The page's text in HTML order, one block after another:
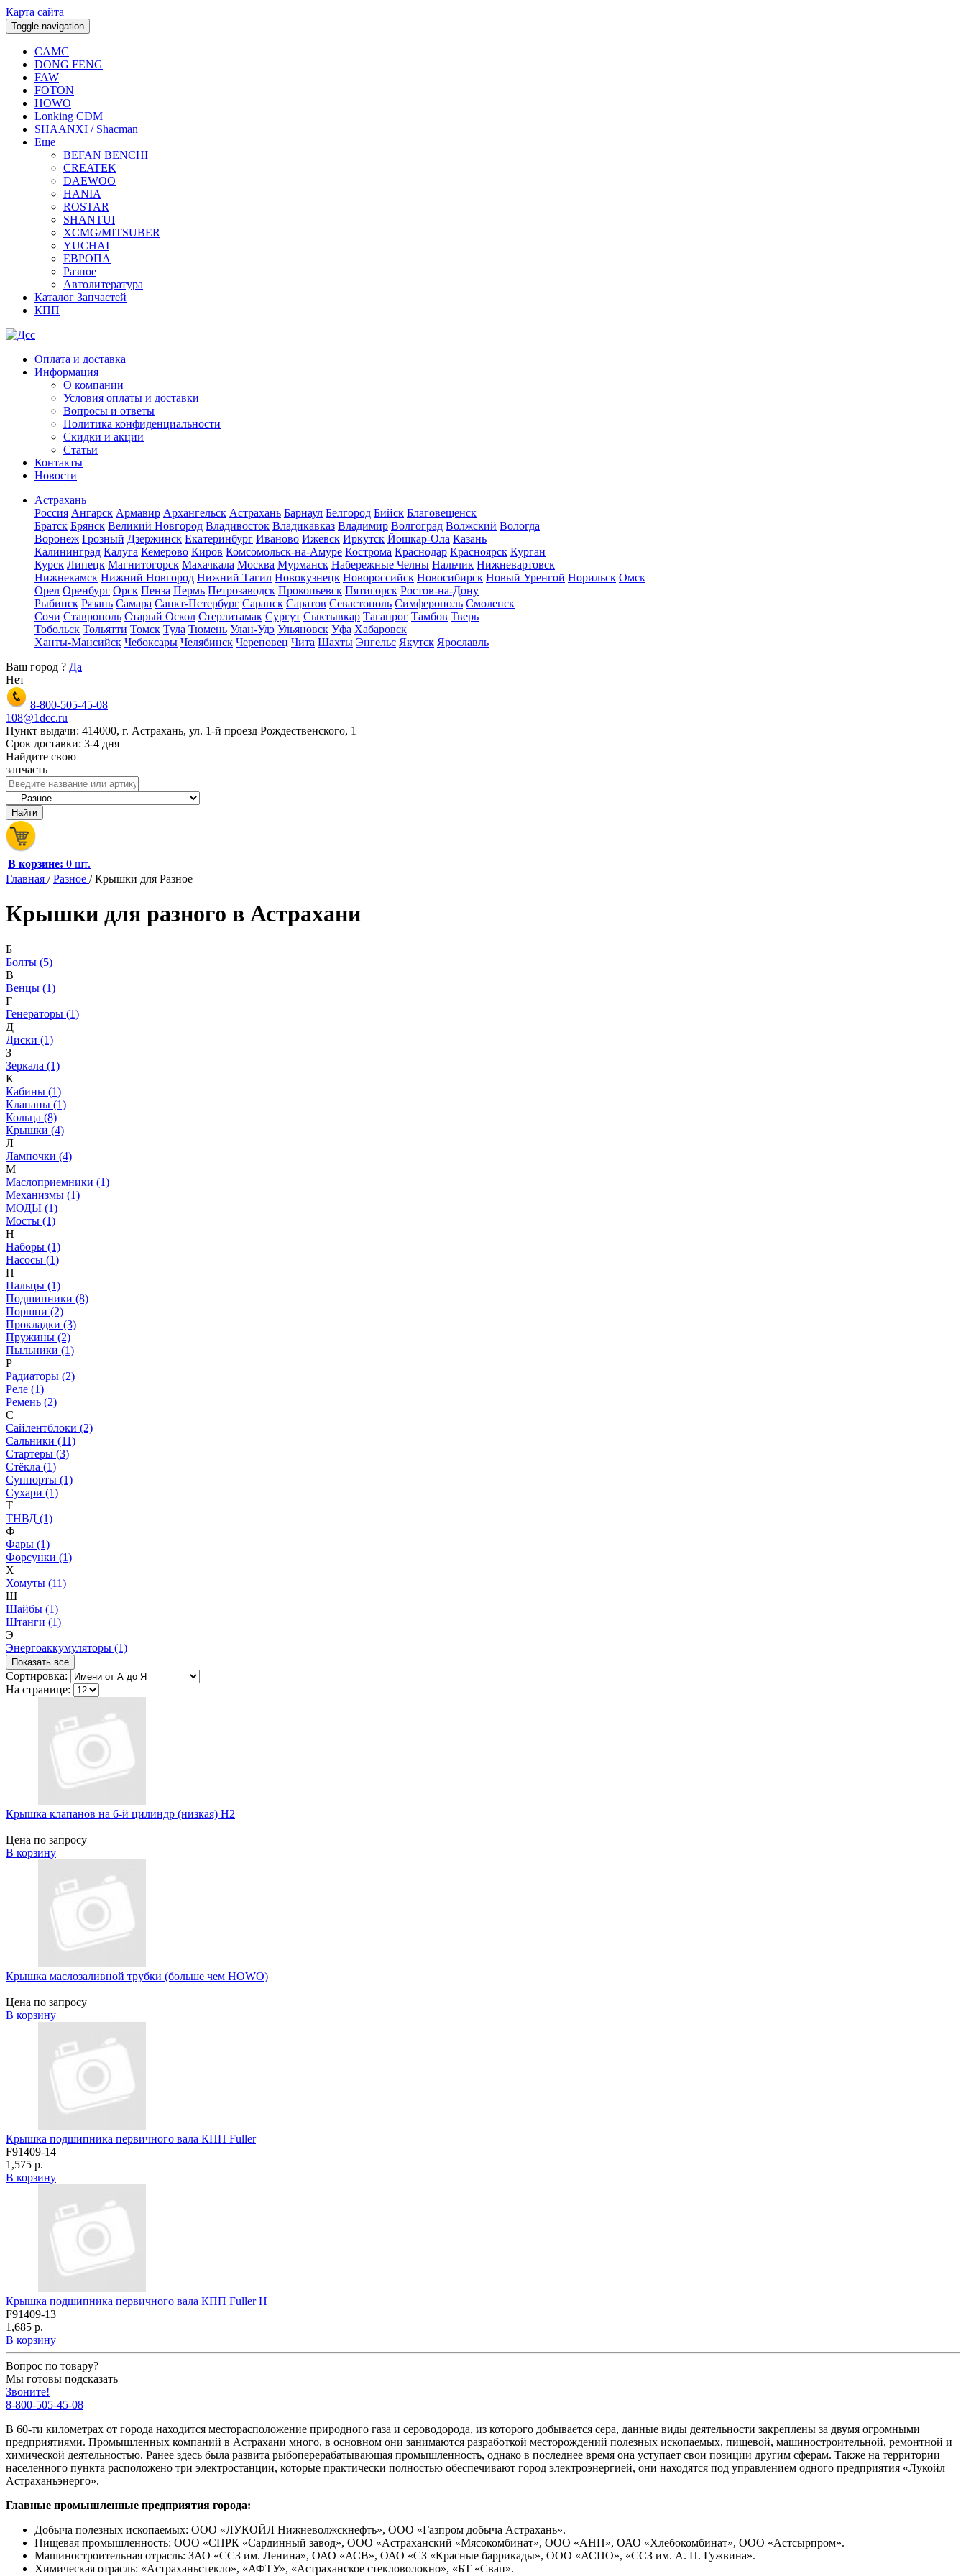
Карта сайта
Toggle navigation
CAMC
DONG FENG
FAW
FOTON
HOWO
Lonking CDM
SHAANXI / Shacman
Еще
BEFAN BENCHI
CREATEK
DAEWOO
HANIA
ROSTAR
SHANTUI
XCMG/MITSUBER
YUCHAI
ЕВРОПА
Разное
Aвтолитература
Каталог Запчастей
КПП
Оплата и доставка
Информация
О компании
Условия оплаты и доставки
Вопросы и ответы
Политика конфиденциальности
Скидки и акции
Статьи
Контакты
Новости
Астрахань
Россия Ангарск Армавир Архангельск Астрахань Барнаул Белгород Бийск Благовещенск
Братск Брянск Великий Новгород Владивосток Владикавказ Владимир Волгоград Волжский Вологда
Воронеж Грозный Дзержинск Екатеринбург Иваново Ижевск Иркутск Йошкар-Ола Казань
Калининград Калуга Кемерово Киров Комсомольск-на-Амуре Кострома Краснодар Красноярск Курган
Курск Липецк Магнитогорск Махачкала Москва Мурманск Набережные Челны Нальчик Нижневартовск
Нижнекамск Нижний Новгород Нижний Тагил Новокузнецк Новороссийск Новосибирск Новый Уренгой Норильск Омск
Орел Оренбург Орск Пенза Пермь Петрозаводск Прокопьевск Пятигорск Ростов-на-Дону
Рыбинск Рязань Самара Санкт-Петербург Саранск Саратов Севастополь Симферополь Смоленск
Сочи Ставрополь Старый Оскол Стерлитамак Сургут Сыктывкар Таганрог Тамбов Тверь
Тобольск Тольятти Томск Тула Тюмень Улан-Удэ Ульяновск Уфа Хабаровск
Ханты-Мансийск Чебоксары Челябинск Череповец Чита Шахты Энгельс Якутск Ярославль
Ваш город ? Да
Нет
8-800-505-45-08
108@1dcc.ru
Пункт выдачи: 414000, г. Астрахань, ул. 1-й проезд Рождественского, 1
Срок доставки: 3-4 дня
Найдите свою
запчасть
В корзине: 0 шт.
Главная /Разное /Крышки для Разное
Крышки для разного в Астрахани
Б
Болты (5)
В
Венцы (1)
Г
Генераторы (1)
Д
Диски (1)
З
Зеркала (1)
К
Кабины (1)
Клапаны (1)
Кольца (8)
Крышки (4)
Л
Лампочки (4)
М
Маслоприемники (1)
Механизмы (1)
МОДЫ (1)
Мосты (1)
Н
Наборы (1)
Насосы (1)
П
Пальцы (1)
Подшипники (8)
Поршни (2)
Прокладки (3)
Пружины (2)
Пыльники (1)
Р
Радиаторы (2)
Реле (1)
Ремень (2)
С
Сайлентблоки (2)
Сальники (11)
Стартеры (3)
Стёкла (1)
Суппорты (1)
Сухари (1)
Т
ТНВД (1)
Ф
Фары (1)
Форсунки (1)
Х
Хомуты (11)
Ш
Шайбы (1)
Штанги (1)
Э
Энергоаккумуляторы (1)
Показать все
Сортировка:
На странице:
Крышка клапанов на 6-й цилиндр (низкая) H2
Цена по запросу
В корзину
Крышка маслозаливной трубки (больше чем HOWO)
Цена по запросу
В корзину
Крышка подшипника первичного вала КПП Fuller
F91409-14
1,575 р.
В корзину
Крышка подшипника первичного вала КПП Fuller H
F91409-13
1,685 р.
В корзину
Вопрос по товару?
Мы готовы подсказать
Звоните!
8-800-505-45-08
В 60-ти километрах от города находится месторасположение природного газа и сероводорода, из которого добывается сера, данные виды деятельности закреплены за двумя огромными
предприятиями. Промышленных компаний в Астрахани много, в основном они занимаются разработкой месторождений полезных ископаемых, пищевой, машиностроительной, ремонтной и
химической деятельностью. Ранее здесь была развита рыбоперерабатывающая промышленность, однако в последнее время она уступает свои позиции другим сферам. Также на территории
населенного пункта расположено три электростанции, которые практически полностью обеспечивают город электроэнергией, они находятся под управлением одного предприятия «Лукойл
Астраханьэнерго».
Главные промышленные предприятия города:
Добыча полезных ископаемых: ООО «ЛУКОЙЛ Нижневолжскнефть», ООО «Газпром добыча Астрахань».
Пищевая промышленность: ООО «СПРК «Сардинный завод», ООО «Астраханский «Мясокомбинат», ООО «АНП», ОАО «Хлебокомбинат», ООО «Астсырпром».
Машиностроительная отрасль: ЗАО «ССЗ им. Ленина», ОАО «АСВ», ОАО «СЗ «Красные баррикады», ООО «АСПО», «ССЗ им. А. П. Гужвина».
Химическая отрасль: «Астраханьстекло», «АФТУ», «Астраханское стекловолокно», «БТ «Свап».